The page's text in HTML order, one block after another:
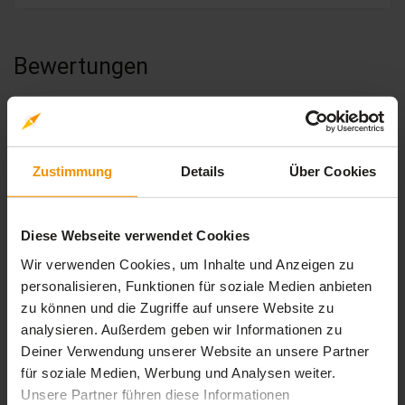
Zustimmung Details Über Cookies
Diese Webseite verwendet Cookies
Wir verwenden Cookies, um Inhalte und Anzeigen zu
personalisieren, Funktionen für soziale Medien anbieten
zu können und die Zugriffe auf unsere Website zu
analysieren. Außerdem geben wir Informationen zu
Deiner Verwendung unserer Website an unsere Partner
für soziale Medien, Werbung und Analysen weiter.
Unsere Partner führen diese Informationen
Bewertungen
Gesamtbewertung
5,00
1 Bewertung
stars:Bewertungen
4 stars: 0
Bewertungen